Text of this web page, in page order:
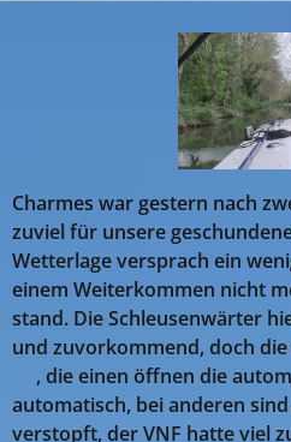
Charmes war gestern nach
zuviel für unsere
Wetterlage versprach ein
einem Weiterkommen nicht
stand. Die Schleusenwärter
und zuvorkommend, doch
🤪, die einen öffnen die
automatisch, bei anderen
verstopft, der VNF hatte viel